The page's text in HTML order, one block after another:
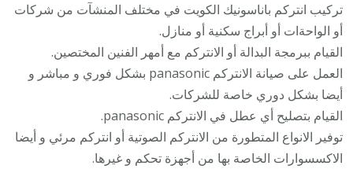
تركيب انتركم باناسونيك الكويت في مختلف المنشآت من شركات
أو الواحةات أو أبراج سكنية أو منازل.
القيام ببرمجة البدالة أو الانتركم مع أمهر الفنين المختصين.
العمل على صيانة الانتركم panasonic بشكل فوري و مباشر و
أيضا بشكل دوري خاصة للشركات.
القيام بتصليح أي عطل في الانتركم panasonic.
توفير الانواع المتطورة من الانتركم الصوتية أو انتركم مرئي و أيضا
الاكسسوارات الخاصة بها من أجهزة تحكم و غيرها.